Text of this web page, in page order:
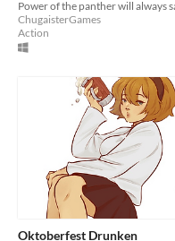
ChugaisterGames
Action
Oktoberfest Drunken